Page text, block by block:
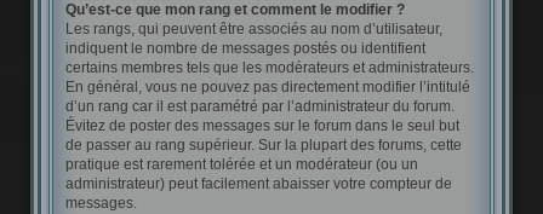
Qu’est-ce que mon rang et comment le modifier ?
Les rangs, qui peuvent être associés au nom d’utilisateur,
indiquent le nombre de messages postés ou identifient
certains membres tels que les modérateurs et administrateurs.
En général, vous ne pouvez pas directement modifier l’intitulé
d’un rang car il est paramétré par l’administrateur du forum.
Évitez de poster des messages sur le forum dans le seul but
de passer au rang supérieur. Sur la plupart des forums, cette
pratique est rarement tolérée et un modérateur (ou un
administrateur) peut facilement abaisser votre compteur de
messages.